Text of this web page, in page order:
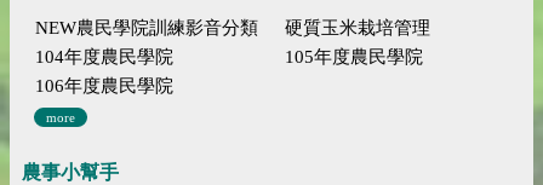
NEW農民學院訓練影音分類
硬質玉米栽培管理
104年度農民學院
105年度農民學院
106年度農民學院
more
農事小幫手